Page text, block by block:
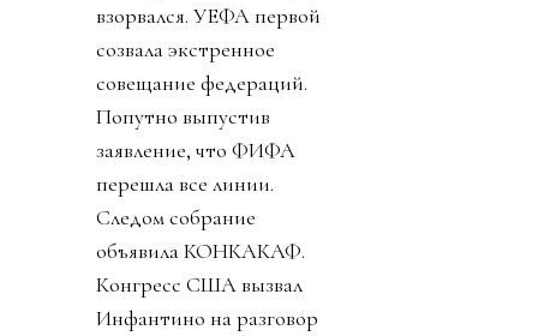
взорвался. УЕФА первой
созвала экстренное
совещание федераций.
Попутно выпустив
заявление, что ФИФА
перешла все линии.
Следом собрание
объявила КОНКАКАФ.
Конгресс США вызвал
Инфантино на разговор